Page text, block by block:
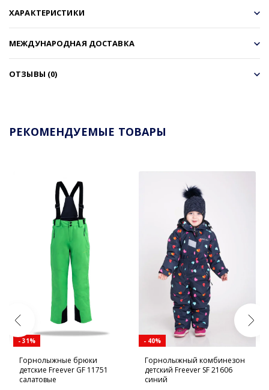
ХАРАКТЕРИСТИКИ
МЕЖДУНАРОДНАЯ ДОСТАВКА
ОТЗЫВЫ (0)
РЕКОМЕНДУЕМЫЕ ТОВАРЫ
- 31%
Горнолыжные брюки
детские Freever GF 11751
салатовые
- 40%
Горнолыжный комбинезон
детский Freever SF 21606
синий